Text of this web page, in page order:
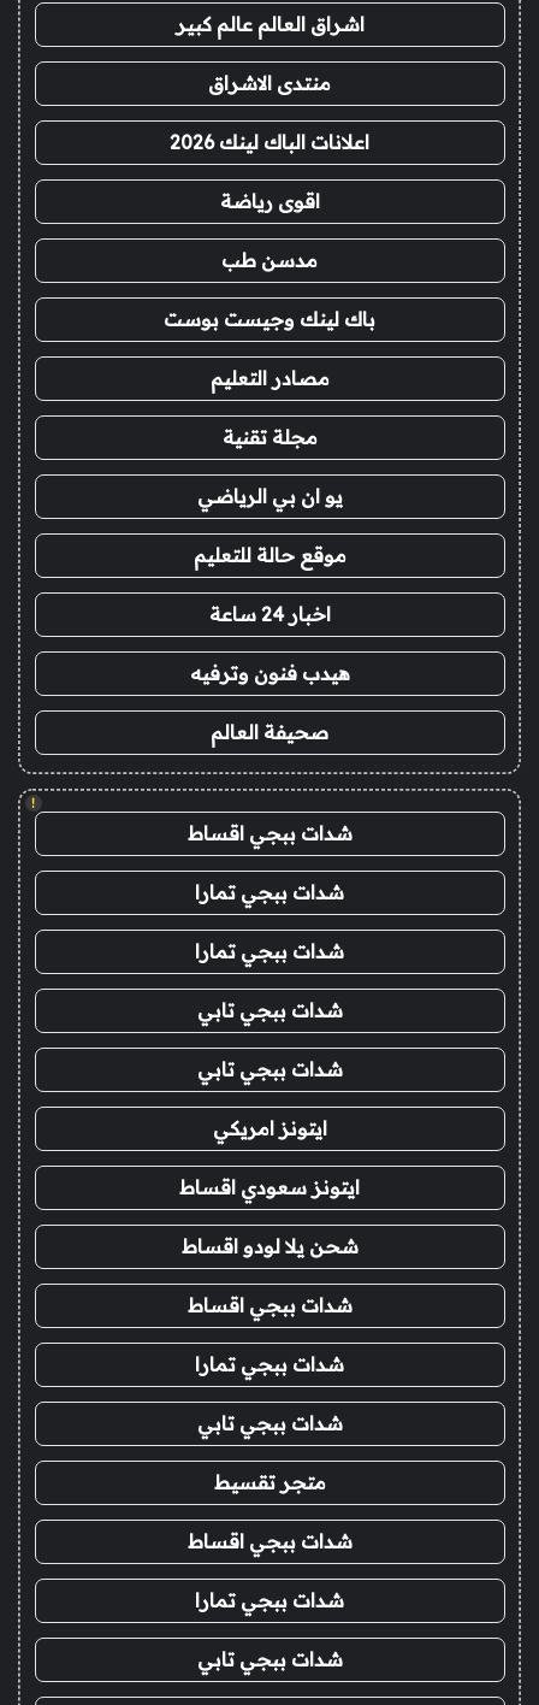
اشراق العالم عالم كبير
منتدى الاشراق
اعلانات الباك لينك 2026
اقوى رياضة
مدسن طب
باك لينك وجيست بوست
مصادر التعليم
مجلة تقنية
يو ان بي الرياضي
موقع حالة للتعليم
اخبار 24 ساعة
هيدب فنون وترفيه
صحيفة العالم
!
شدات ببجي اقساط
شدات ببجي تمارا
شدات ببجي تمارا
شدات ببجي تابي
شدات ببجي تابي
ايتونز امريكي
ايتونز سعودي اقساط
شحن يلا لودو اقساط
شدات ببجي اقساط
شدات ببجي تمارا
شدات ببجي تابي
متجر تقسيط
شدات ببجي اقساط
شدات ببجي تمارا
شدات ببجي تابي